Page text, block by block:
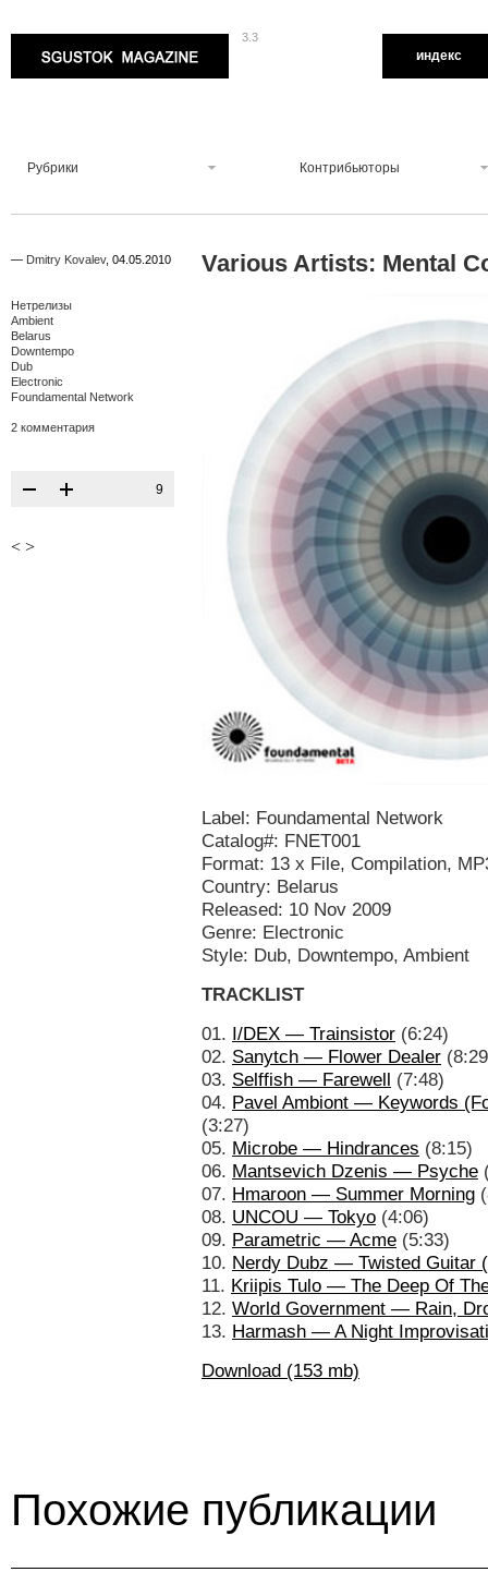
3.3
индекс
Рубрики Контрибьюторы
— Dmitry Kovalev, 04.05.2010
Нетрелизы
Ambient
Belarus
Downtempo
Dub
Electronic
Foundamental Network
2 комментария
9
< >
Various Artists: Mental
Label: Foundamental Network
Catalog#: FNET001
Format: 13 x File, Compilation,
Country: Belarus
Released: 10 Nov 2009
Genre: Electronic
Style: Dub, Downtempo, Ambient
TRACKLIST
01. I/DEX — Trainsistor (6:24)
02. Sanytch — Flower Dealer
03. Selffish — Farewell (7:48)
04. Pavel Ambiont — Keywords
(3:27)
05. Microbe — Hindrances (8:15)
06. Mantsevich Dzenis — Psyche
07. Hmaroon — Summer Morning
08. UNCOU — Tokyo (4:06)
09. Parametric — Acme (5:33)
10. Nerdy Dubz — Twisted Guitar
11. Kriipis Tulo — The Deep Of
12. World Government — Rain,
13. Harmash — A Night
Download (153 mb)
Похожие публикации